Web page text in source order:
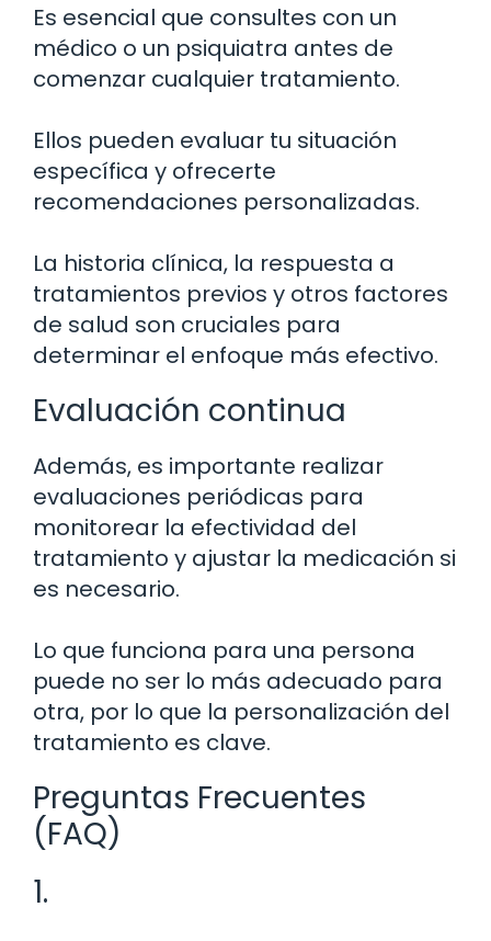
Es esencial que consultes con un
médico o un psiquiatra antes de
comenzar cualquier tratamiento.
Ellos pueden evaluar tu situación
específica y ofrecerte
recomendaciones personalizadas.
La historia clínica, la respuesta a
tratamientos previos y otros factores
de salud son cruciales para
determinar el enfoque más efectivo.
Evaluación continua
Además, es importante realizar
evaluaciones periódicas para
monitorear la efectividad del
tratamiento y ajustar la medicación si
es necesario.
Lo que funciona para una persona
puede no ser lo más adecuado para
otra, por lo que la personalización del
tratamiento es clave.
Preguntas Frecuentes
(FAQ)
1.